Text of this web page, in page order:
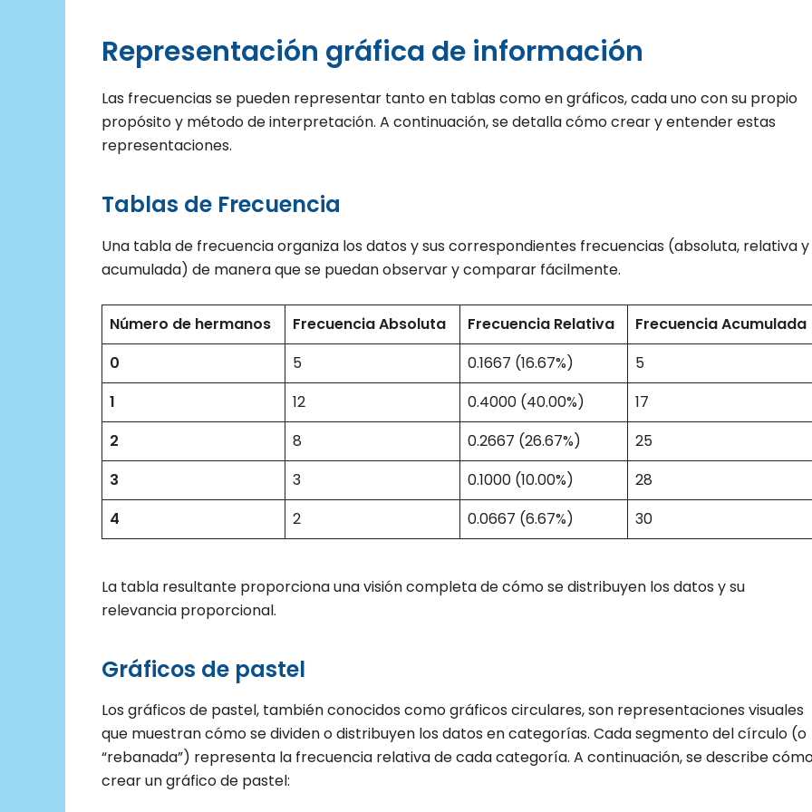
Representación gráfica de información
Las frecuencias se pueden representar tanto en tablas como en gráficos, cada uno con su propio
propósito y método de interpretación. A continuación, se detalla cómo crear y entender estas
representaciones.
Tablas de Frecuencia
Una tabla de frecuencia organiza los datos y sus correspondientes frecuencias (absoluta, relativa y
acumulada) de manera que se puedan observar y comparar fácilmente.
Número de hermanos Frecuencia Absoluta Frecuencia Relativa
Frecuencia Acumulada
0
5 0.1667 (16.67%)
5
1
12 0.4000 (40.00%)
17
2
8 0.2667 (26.67%)
25
3
3 0.1000 (10.00%)
28
4
2 0.0667 (6.67%) 30
La tabla resultante proporciona una visión completa de cómo se distribuyen los datos y su
relevancia proporcional.
Gráficos de pastel
Los gráficos de pastel, también conocidos como gráficos circulares, son representaciones visuales
que muestran cómo se dividen o distribuyen los datos en categorías. Cada segmento del círculo (o
“rebanada”) representa la frecuencia relativa de cada categoría. A continuación, se describe
crear un gráfico de pastel: